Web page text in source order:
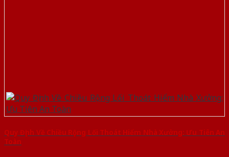
Quy Định Về Chiều Rộng Lối Thoát Hiểm Nhà Xưởng: Ưu Tiên An
Toàn